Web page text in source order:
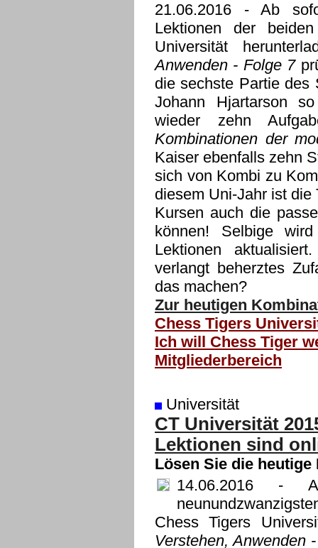
21.06.2016 - Ab
Lektionen der
Universität
Anwenden - Folge 7
die sechste Partie des
Johann Hjartarson
wieder zehn
Kombinationen der
Kaiser ebenfalls zehn
sich von Kombi zu
diesem Uni-Jahr ist
Kursen auch die
können! Selbige
Lektionen
verlangt beherztes
das machen?
Zur heutigen
Chess Tigers
Ich will Chess Tiger
Mitgliederbereich
Universität
CT Universität
Lektionen sind
Lösen Sie die
14.06.2016 - Ab
Chess Tigers
Verstehen, Anwenden